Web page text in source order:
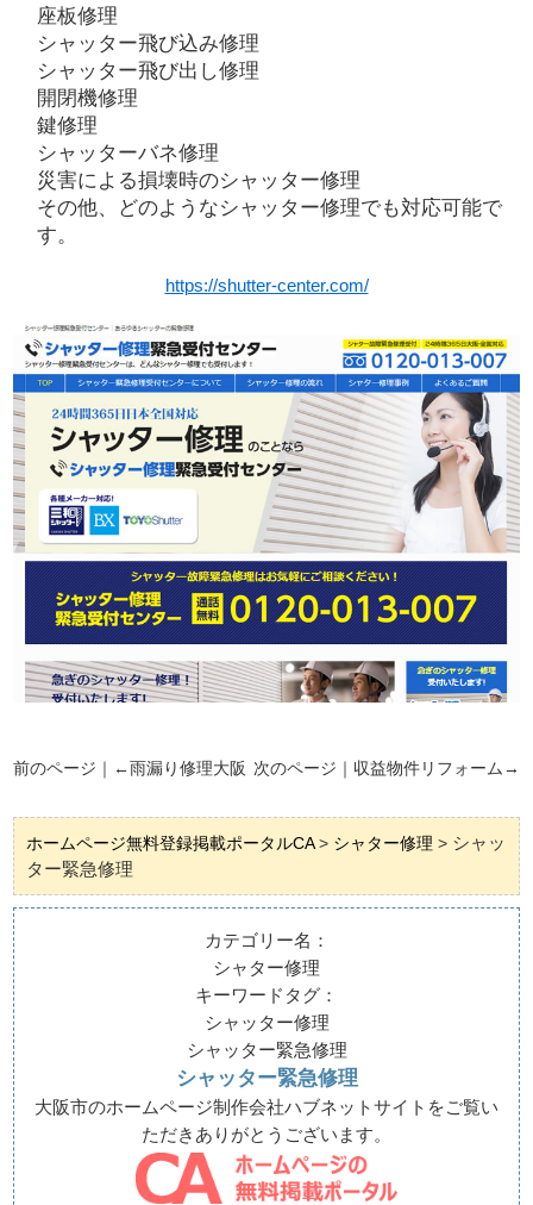
座板修理
シャッター飛び込み修理
シャッター飛び出し修理
開閉機修理
鍵修理
シャッターバネ修理
災害による損壊時のシャッター修理
その他、どのようなシャッター修理でも対応可能で
す。
https://shutter-center.com/
前のページ｜←雨漏り修理大阪 次のページ｜ 収益物件リフォーム →
ホームページ無料登録掲載ポータルCA> シャター修理 > シャッ
ター緊急修理
カテゴリー名：
シャター修理
キーワードタグ：
シャッター修理
シャッター緊急修理
シャッター緊急修理
大阪市のホームページ制作会社ハブネットサイトをご覧い
ただきありがとうございます。